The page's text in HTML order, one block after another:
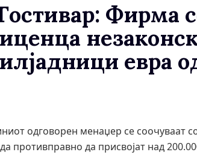
Фирма
евра
одговорен менаџер се соочуваат
противправно да присвојат над